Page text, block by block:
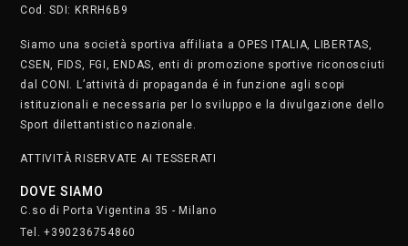
Cod. SDI: KRRH6B9
Siamo una società sportiva affiliata a OPES ITALIA, LIBERTAS,
CSEN, FIDS, FGI, ENDAS, enti di promozione sportive riconosciuti
dal CONI. L’attività di propaganda é in funzione agli scopi
istituzionali e necessaria per lo sviluppo e la divulgazione dello
Sport dilettantistico nazionale.
ATTIVITÀ RISERVATE AI TESSERATI
DOVE SIAMO
C.so di Porta Vigentina 35 - Milano
Tel. +390236754860